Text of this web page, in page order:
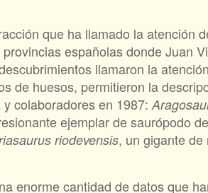
que ha llamado la atención
españolas donde Juan
llamaron la
de huesos, permitieron la
colaboradores en 1987:
ejemplar de saurópodo
riodevensis, un gigante
enorme cantidad de datos que